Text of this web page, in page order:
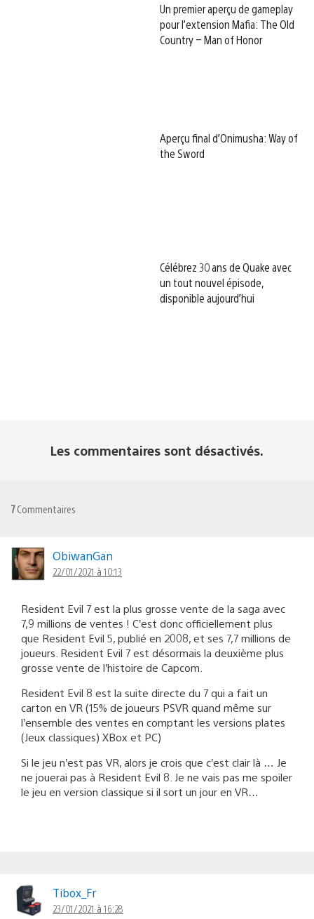
Un premier aperçu de gameplay
pour l’extension Mafia: The Old
Country – Man of Honor
Aperçu final d’Onimusha: Way of
the Sword
Célébrez 30 ans de Quake avec
un tout nouvel épisode,
disponible aujourd’hui
Les commentaires sont désactivés.
7Commentaires
ObiwanGan
22/01/2021 à 10:13
Resident Evil 7 est la plus grosse vente de la saga avec
7,9 millions de ventes ! C’est donc officiellement plus
que Resident Evil 5, publié en 2008, et ses 7,7 millions de
joueurs. Resident Evil 7 est désormais la deuxième plus
grosse vente de l’histoire de Capcom.
Resident Evil 8 est la suite directe du 7 qui a fait un
carton en VR (15% de joueurs PSVR quand même sur
l’ensemble des ventes en comptant les versions plates
(Jeux classiques) XBox et PC)
Si le jeu n’est pas VR, alors je crois que c’est clair là … Je
ne jouerai pas à Resident Evil 8. Je ne vais pas me spoiler
le jeu en version classique si il sort un jour en VR…
Tibox_Fr
23/01/2021 à 16:28